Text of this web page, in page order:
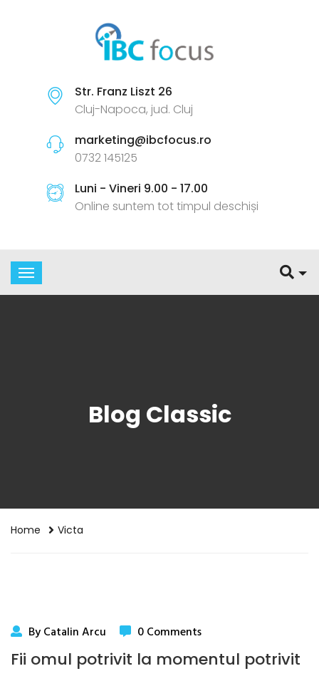
Str. Franz Liszt 26
Cluj-Napoca, jud. Cluj
marketing@ibcfocus.ro
0732 145125
Luni - Vineri 9.00 - 17.00
Online suntem tot timpul deschiși
Blog Classic
Home Victa
By Catalin Arcu 0 Comments
Fii omul potrivit la momentul potrivit